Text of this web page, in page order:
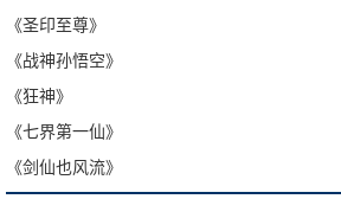
《圣印至尊》
《战神孙悟空》
《狂神》
《七界第一仙》
《剑仙也风流》